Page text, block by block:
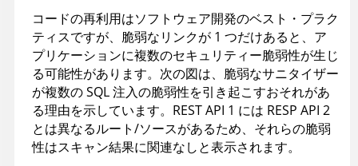
コードの再利用はソフトウェア開発のベスト・プラク
ティスですが、脆弱なリンクが 1 つだけあると、ア
プリケーションに複数のセキュリティー脆弱性が生じ
る可能性があります。次の図は、脆弱なサニタイザー
が複数の SQL 注入の脆弱性を引き起こすおそれがあ
る理由を示しています。REST API 1 には RESP API 2
とは異なるルート/ソースがあるため、それらの脆弱
性はスキャン結果に関連なしと表示されます。